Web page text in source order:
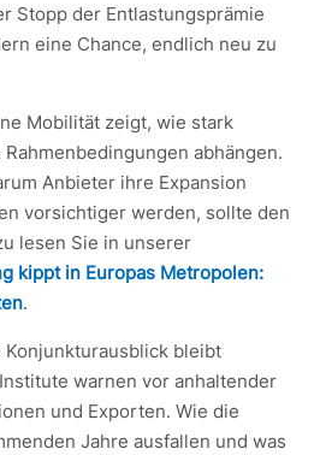
Stopp der Entlastungsprämie
eine Chance, endlich neu zu
Mobilität zeigt, wie stark
abhängen.
Anbieter ihre Expansion
vorsichtiger werden, sollte den
lesen Sie in unserer
kippt in Europas Metropolen:
.
bleibt
warnen vor anhaltender
und Exporten. Wie die
Jahre ausfallen und was